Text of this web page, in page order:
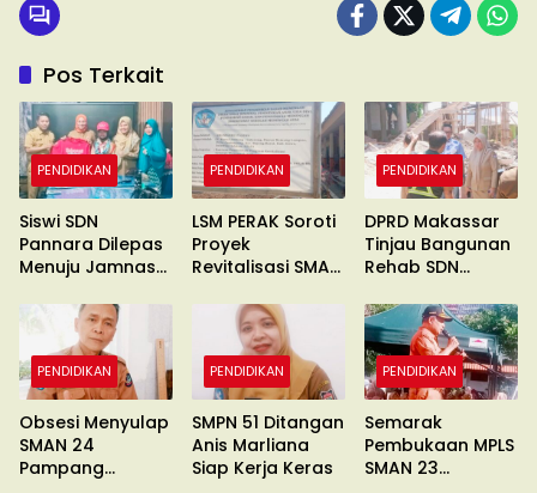
Pos Terkait
PENDIDIKAN
Siswi SDN
Pannara Dilepas
Menuju Jamnas
PENDIDIKAN
LSM PERAK Soroti
Proyek
Revitalisasi SMA
PENDIDIKAN
DPRD Makassar
Tinjau Bangunan
Rehab SDN
PENDIDIKAN
Obsesi Menyulap
SMAN 24
Pampang
PENDIDIKAN
SMPN 51 Ditangan
Anis Marliana
Siap Kerja Keras
PENDIDIKAN
Semarak
Pembukaan MPLS
SMAN 23